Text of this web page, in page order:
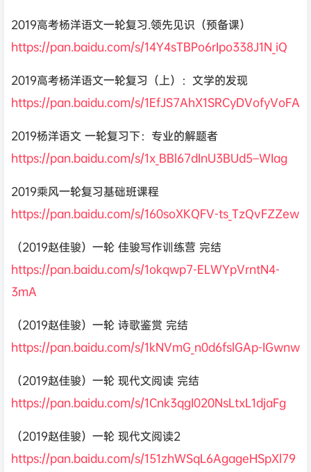
2019高考杨洋语文一轮复习.领先见识（预备课）
https://pan.baidu.com/s/14Y4sTBPo6rIpo338J1N_iQ
2019高考杨洋语文一轮复习（上）：文学的发现
https://pan.baidu.com/s/1EfJS7AhX1SRCyDVofyVoFA
2019杨洋语文 一轮复习下：专业的解题者
https://pan.baidu.com/s/1x_BBl67dInU3BUd5–WIag
2019乘风一轮复习基础班课程
https://pan.baidu.com/s/160soXKQFV-ts_TzQvFZZew
（2019赵佳骏）一轮 佳骏写作训练营 完结
https://pan.baidu.com/s/1okqwp7-ELWYpVrntN4-
3mA
（2019赵佳骏）一轮 诗歌鉴赏 完结
https://pan.baidu.com/s/1kNVmG_n0d6fslGAp-IGwnw
（2019赵佳骏）一轮 现代文阅读 完结
https://pan.baidu.com/s/1Cnk3qgI020NsLtxL1djaFg
（2019赵佳骏）一轮 现代文阅读2
https://pan.baidu.com/s/151zhWSqL6AgageHSpXl79